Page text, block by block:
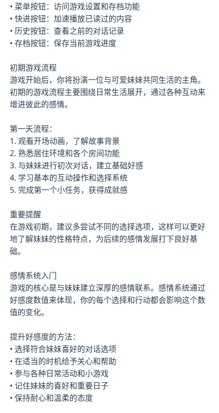
• 菜单按钮：访问游戏设置和存档功能
• 快进按钮：加速播放已读过的内容
• 历史按钮：查看之前的对话记录
• 存档按钮：保存当前游戏进度
初期游戏流程
游戏开始后，你将扮演一位与可爱妹妹共同生活的主角。
初期的游戏流程主要围绕日常生活展开，通过各种互动来
增进彼此的感情。
第一天流程：
1. 观看开场动画，了解故事背景
2. 熟悉居住环境和各个房间功能
3. 与妹妹进行初次对话，建立基础好感
4. 学习基本的互动操作和选择系统
5. 完成第一个小任务，获得成就感
重要提醒
在游戏初期，建议多尝试不同的选择选项，这样可以更好
地了解妹妹的性格特点，为后续的感情发展打下良好基
础。
感情系统入门
游戏的核心是与妹妹建立深厚的感情联系。感情系统通过
好感度数值来体现，你的每个选择和行动都会影响这个数
值的变化。
提升好感度的方法：
• 选择符合妹妹喜好的对话选项
• 在适当的时机给予关心和帮助
• 参与各种日常活动和小游戏
• 记住妹妹的喜好和重要日子
• 保持耐心和温柔的态度